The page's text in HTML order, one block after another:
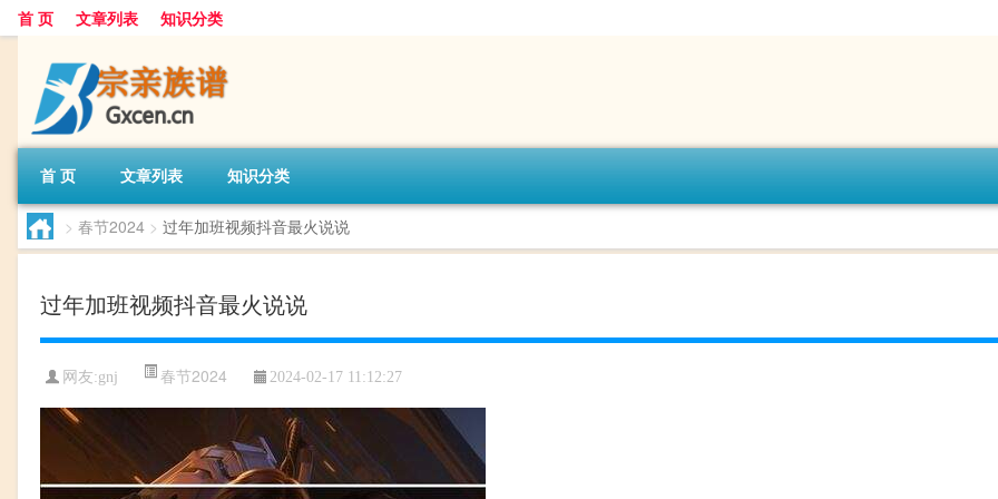
首 页 文章列表 知识分类
首 页 文章列表 知识分类
> 春节2024 > 过年加班视频抖音最火说说
过年加班视频抖音最火说说
网友:gnj 春节2024 2024-02-17 11:12:27